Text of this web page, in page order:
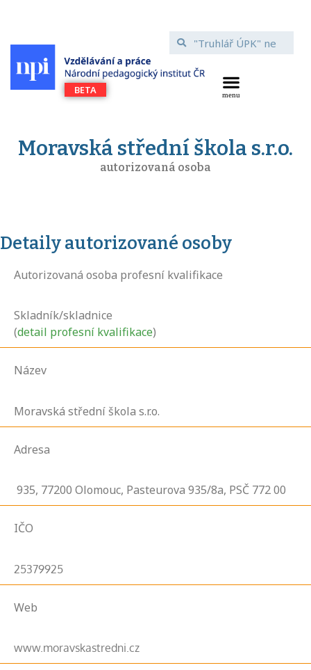
Moravská střední škola s.r.o.
autorizovaná osoba
Detaily autorizované osoby
Autorizovaná osoba profesní kvalifikace
Skladník/skladnice
(detail profesní kvalifikace)
Název
Moravská střední škola s.r.o.
Adresa
935, 77200 Olomouc, Pasteurova 935/8a, PSČ 772 00
IČO
25379925
Web
www.moravskastredni.cz